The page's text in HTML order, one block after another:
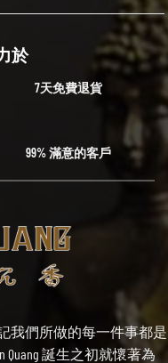
於
7天免費退貨
99% 滿意的客戶
記我們所做的每一件事都是
Quang 誕生之初就懷著為